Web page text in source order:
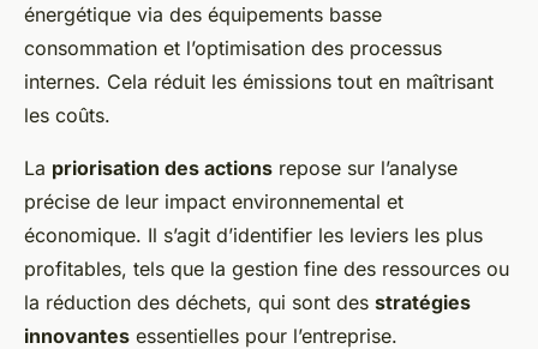
énergétique via des équipements basse
consommation et l’optimisation des processus
internes. Cela réduit les émissions tout en maîtrisant
les coûts.
La priorisation des actions repose sur l’analyse
précise de leur impact environnemental et
économique. Il s’agit d’identifier les leviers les plus
profitables, tels que la gestion fine des ressources ou
la réduction des déchets, qui sont des stratégies
innovantes essentielles pour l’entreprise.